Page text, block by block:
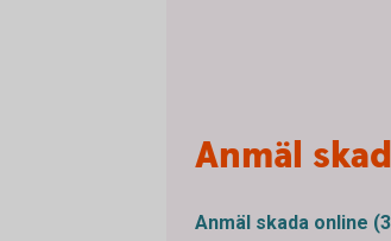
Anmäl
Anmäl skada online